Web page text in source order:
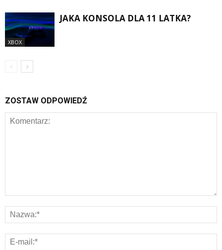
XBOX
JAKA KONSOLA DLA 11 LATKA?
ZOSTAW ODPOWIEDŹ